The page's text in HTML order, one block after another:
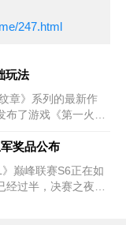
247.html
玩法
章》系列的最新作
了游戏《第一火焰
奖品公布
巅峰联赛S6正在如
过半，决赛之夜也